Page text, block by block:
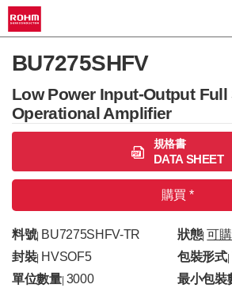
BU7275SHFV
Low Power Input-Output Full
Operational Amplifier
規格書
DATA SHEET
購買 *
料號| BU7275SHFV-TR 狀態| 可
封裝| HVSOF5 包裝形式|
單位數量| 3000 最小包裝